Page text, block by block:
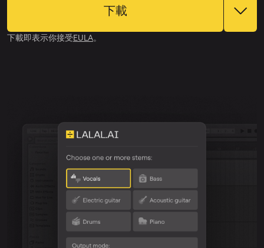
下載
下載即表示你接受EULA。